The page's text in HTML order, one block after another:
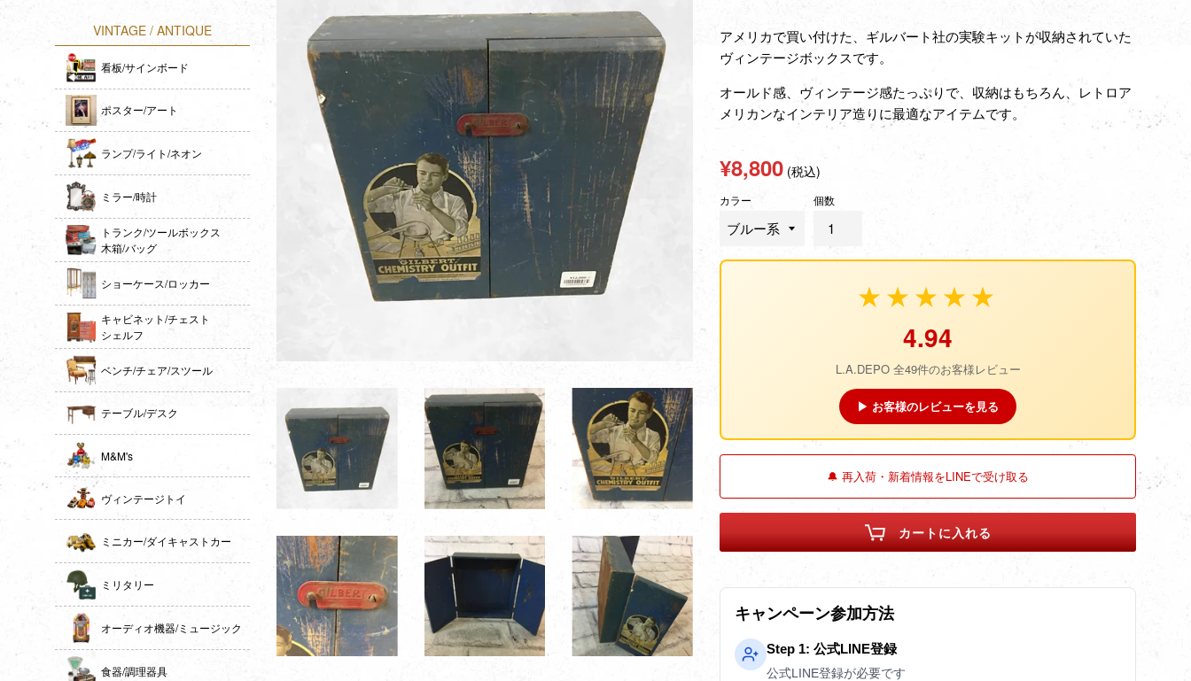
VINTAGE / ANTIQUE
看板/サインボード
ポスター/アート
ランプ/ライト/ネオン
ミラー/時計
トランク/ツールボックス
木箱/バッグ
ショーケース/ロッカー
キャビネット/チェスト
シェルフ
ベンチ/チェア/スツール
テーブル/デスク
M&M's
ヴィンテージトイ
ミニカー/ダイキャストカー
ミリタリー
オーディオ機器/ミュージック
食器/調理器具
アメリカで買い付けた、ギルバート社の実験キットが収納されていた
ヴィンテージボックスです。
オールド感、ヴィンテージ感たっぷりで、収納はもちろん、レトロア
メリカンなインテリア造りに最適なアイテムです。
通
常
価
格
¥8,800 (税込)
カラー 個数
★★★★★
4.94
L.A.DEPO 全49件のお客様レビュー
▶ お客様のレビューを見る
🔔 再入荷・新着情報をLINEで受け取る
カートに入れる
キャンペーン参加方法
Step 1: 公式LINE登録
公式LINE登録が必要です